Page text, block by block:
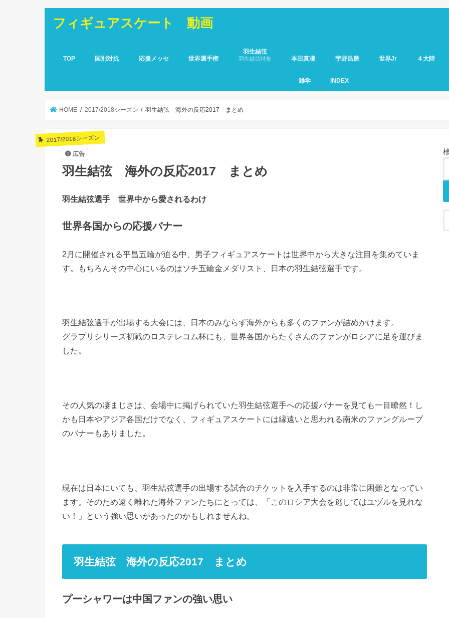
フィギュアスケート 動画
TOP 国別対抗 応援メッセ 世界選手権
羽生結弦
羽生結弦特集 本田真凜 宇野昌磨 世界Jr ４大陸
雑学 INDEX
HOME 2017/2018シーズン 羽生結弦 海外の反応2017 まとめ
2017/2018シーズン
広告
羽生結弦 海外の反応2017 まとめ
羽生結弦選手 世界中から愛されるわけ
世界各国からの応援バナー
2月に開催される平昌五輪が迫る中、男子フィギュアスケートは世界中から大きな注目を集めていま
す。もちろんその中心にいるのはソチ五輪金メダリスト、日本の羽生結弦選手です。
羽生結弦選手が出場する大会には、日本のみならず海外からも多くのファンが詰めかけます。
グラプリシリーズ初戦のロステレコム杯にも、世界各国からたくさんのファンがロシアに足を運びま
した。
その人気の凄まじさは、会場中に掲げられていた羽生結弦選手への応援バナーを見ても一目瞭然！し
かも日本やアジア各国だけでなく、フィギュアスケートには縁遠いと思われる南米のファングループ
のバナーもありました。
現在は日本にいても、羽生結弦選手の出場する試合のチケットを入手するのは非常に困難となってい
ます。そのため遠く離れた海外ファンたちにとっては、「このロシア大会を逃してはユヅルを見れな
い！」という強い思いがあったのかもしれませんね。
羽生結弦 海外の反応2017 まとめ
プーシャワーは中国ファンの強い思い